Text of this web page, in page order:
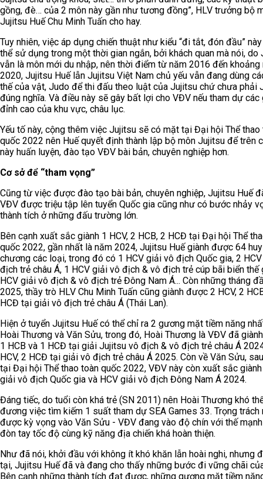
gồng, đè… của 2 môn này gần như tương đồng”, HLV trưởng bộ
Jujitsu Huế Chu Minh Tuấn cho hay.
Tuy nhiên, việc áp dụng chiến thuật như kiểu “đi tắt, đón đầu”
thể sử dụng trong một thời gian ngắn, bởi khách quan mà nói, do
vẫn là môn mới du nhập, nên thời điểm từ năm 2016 đến khoảng
2020, Jujitsu Huế lẫn Jujitsu Việt Nam chủ yếu vẫn đang dùng
thế của vật, Judo để thi đấu theo luật của Jujitsu chứ chưa phải
đúng nghĩa. Và điều này sẽ gây bất lợi cho VĐV nếu tham dự các
đỉnh cao của khu vực, châu lục.
Yếu tố này, cộng thêm việc Jujitsu sẽ có mặt tại Đại hội Thể thao
quốc 2022 nên Huế quyết định thành lập bộ môn Jujitsu để trên
này huấn luyện, đào tạo VĐV bài bản, chuyên nghiệp hơn.
Cơ sở để “tham vọng”
Cũng từ việc được đào tạo bài bản, chuyên nghiệp, Jujitsu Huế
VĐV được triệu tập lên tuyển Quốc gia cũng như có bước nhảy
thành tích ở những đấu trường lớn.
Bên cạnh xuất sắc giành 1 HCV, 2 HCB, 2 HCĐ tại Đại hội Thể
quốc 2022, gần nhất là năm 2024, Jujitsu Huế giành được 64 huy
chương các loại, trong đó có 1 HCV giải vô địch Quốc gia, 2
địch trẻ châu Á, 1 HCV giải vô địch & vô địch trẻ cúp bãi biển thế
HCV giải vô địch & vô địch trẻ Đông Nam Á... Còn những tháng
2025, thầy trò HLV Chu Minh Tuấn cũng giành được 2 HCV, 2
HCĐ tại giải vô địch trẻ châu Á (Thái Lan).
Hiện ở tuyển Jujitsu Huế có thể chỉ ra 2 gương mặt tiềm năng
Hoài Thương và Văn Sửu, trong đó, Hoài Thương là VĐV đã giành
1 HCB và 1 HCĐ tại giải Jujitsu vô địch & vô địch trẻ châu Á
HCV, 2 HCĐ tại giải vô địch trẻ châu Á 2025. Còn về Văn Sửu,
tại Đại hội Thể thao toàn quốc 2022, VĐV này còn xuất sắc giành
giải vô địch Quốc gia và HCV giải vô địch Đông Nam Á 2024.
Đáng tiếc, do tuổi còn khá trẻ (SN 2011) nên Hoài Thương khó
đương việc tìm kiếm 1 suất tham dự SEA Games 33. Trọng trách
được kỳ vọng vào Văn Sửu - VĐV đang vào độ chín với thế
đòn tay tốc độ cùng kỹ năng địa chiến khá hoàn thiện.
Như đã nói, khởi đầu với không ít khó khăn lẫn hoài nghi, nhưng
tại, Jujitsu Huế đã và đang cho thấy những bước đi vững chãi
Bên cạnh những thành tích đạt được, những gương mặt tiềm